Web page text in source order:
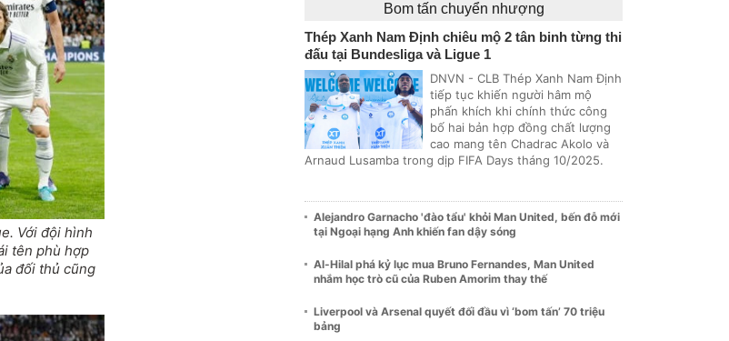
Với đội hình
tên phù hợp
đối thủ cũng
Bom tấn chuyển nhượng
Thép Xanh Nam Định chiêu mộ 2 tân binh từng thi
đấu tại Bundesliga và Ligue 1
DNVN - CLB Thép Xanh Nam Định
tiếp tục khiến người hâm mộ
phấn khích khi chính thức công
bố hai bản hợp đồng chất lượng
cao mang tên Chadrac Akolo và
Arnaud Lusamba trong dịp FIFA Days tháng 10/2025.
Alejandro Garnacho 'đào tẩu' khỏi Man United, bến đỗ mới
tại Ngoại hạng Anh khiến fan dậy sóng
Al-Hilal phá kỷ lục mua Bruno Fernandes, Man United
nhắm học trò cũ của Ruben Amorim thay thế
Liverpool và Arsenal quyết đối đầu vì ‘bom tấn’ 70 triệu
bảng